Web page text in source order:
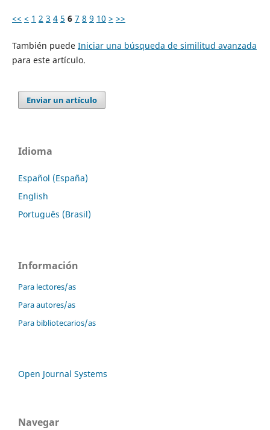
<< < 1 2 3 4 5 6 7 8 9 10 > >>
También puede Iniciar una búsqueda de similitud avanzada
para este artículo.
Enviar un artículo
Idioma
Español (España)
English
Português (Brasil)
Información
Para lectores/as
Para autores/as
Para bibliotecarios/as
Open Journal Systems
Navegar